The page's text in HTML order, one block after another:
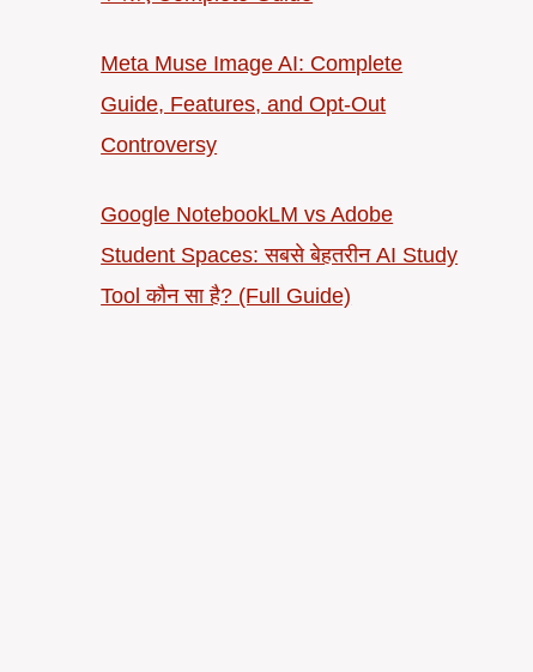
Meta Muse Image AI: Complete
Guide, Features, and Opt-Out
Controversy
Google NotebookLM vs Adobe
Student Spaces: सबसे बेहतरीन AI Study
Tool कौन सा है? (Full Guide)